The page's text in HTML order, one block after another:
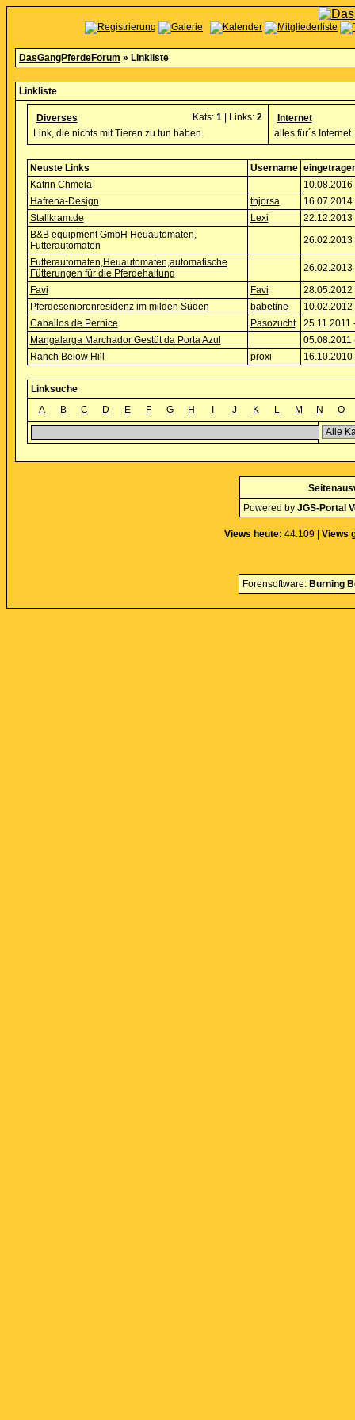
DasGangPferdeForum » Linkliste
Linkliste
Diverses Kats: 1| Links: 2
Link, die nichts mit Tieren zu tun haben.
Internet
alles für´s Internet
Neuste Links Username
Katrin Chmela
10.08.2016
Hafrena-Design
thjorsa
16.07.2014
Stallkram.de
Lexi
22.12.2013
B&B equipment GmbH Heuautomaten,
Futterautomaten
26.02.2013
Futterautomaten,Heuautomaten,automatische
Fütterungen für die Pferdehaltung
26.02.2013
Favi
Favi
28.05.2012
Pferdeseniorenresidenz im milden Süden
babetine
10.02.2012
Caballos de Pernice
Pasozucht
25.11.2011
Mangalarga Marchador Gestüt da Porta Azul
05.08.2011
Ranch Below Hill
proxi 16.10.2010
Linksuche
A
B C D E F G H J K L M N O
Powered by JGS-Portal
Views heute: 44.109 | Views
Forensoftware: Burning